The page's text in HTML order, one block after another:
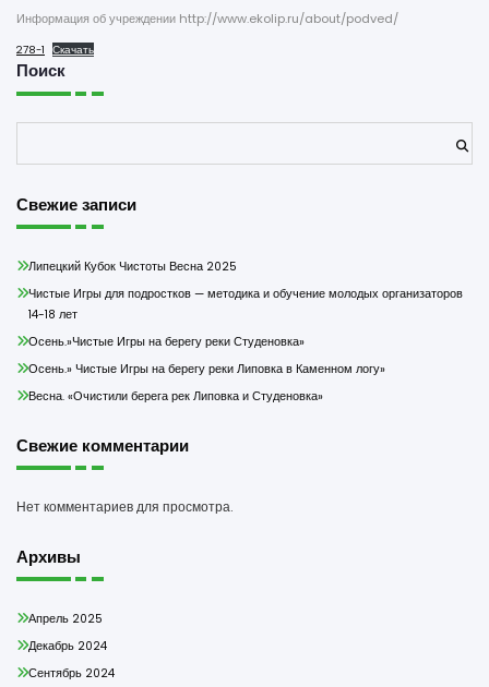
Информация об учреждении http://www.ekolip.ru/about/podved/
278-1 Скачать
Поиск
Свежие записи
Липецкий Кубок Чистоты Весна 2025
Чистые Игры для подростков — методика и обучение молодых организаторов
14-18 лет
Осень.»Чистые Игры на берегу реки Студеновка»
Осень.» Чистые Игры на берегу реки Липовка в Каменном логу»
Весна. «Очистили берега рек Липовка и Студеновка»
Свежие комментарии
Нет комментариев для просмотра.
Архивы
Апрель 2025
Декабрь 2024
Сентябрь 2024